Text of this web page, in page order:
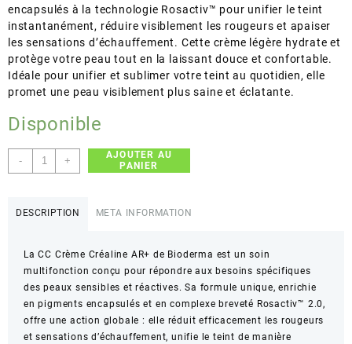
encapsulés à la technologie Rosactiv™ pour unifier le teint
instantanément, réduire visiblement les rougeurs et apaiser
les sensations d’échauffement. Cette crème légère hydrate et
protège votre peau tout en la laissant douce et confortable.
Idéale pour unifier et sublimer votre teint au quotidien, elle
promet une peau visiblement plus saine et éclatante.
Disponible
-
quantité
de
CC
CRÈME
–
Soin
anti-
rougeurs
+
AJOUTER AU
PANIER
DESCRIPTION META INFORMATION
La CC Crème Créaline AR+ de Bioderma est un soin
multifonction conçu pour répondre aux besoins spécifiques
des peaux sensibles et réactives. Sa formule unique, enrichie
en pigments encapsulés et en complexe breveté Rosactiv™ 2.0,
offre une action globale : elle réduit efficacement les rougeurs
et sensations d’échauffement, unifie le teint de manière